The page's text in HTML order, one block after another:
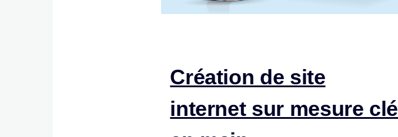
Création de site
internet sur mesure clé